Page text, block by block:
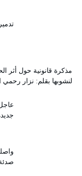
مذكرة قانونية حول أثر
لنشوبها بقلم: نزار رحمي